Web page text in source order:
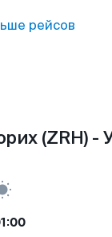
рейсов
(ZRH) -